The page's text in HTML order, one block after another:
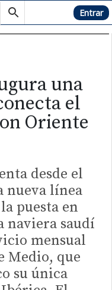
Hemeroteca Entrar
una
el
Oriente
desde el
nueva línea
puesta en
naviera saudí
mensual
Medio, que
su única